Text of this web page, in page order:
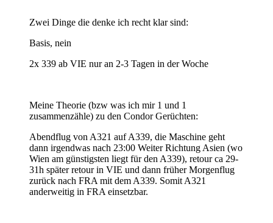
Zwei Dinge die denke ich recht klar sind:
Basis, nein
2x 339 ab VIE nur an 2-3 Tagen in der Woche
Meine Theorie (bzw was ich mir 1 und 1
zusammenzähle) zu den Condor Gerüchten:
Abendflug von A321 auf A339, die Maschine geht
dann irgendwas nach 23:00 Weiter Richtung Asien (wo
Wien am günstigsten liegt für den A339), retour ca 29-
31h später retour in VIE und dann früher Morgenflug
zurück nach FRA mit dem A339. Somit A321
anderweitig in FRA einsetzbar.